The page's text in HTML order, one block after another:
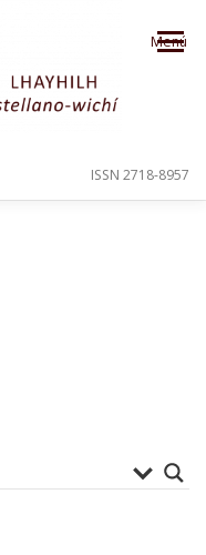
Menú
ISSN 2718-8957